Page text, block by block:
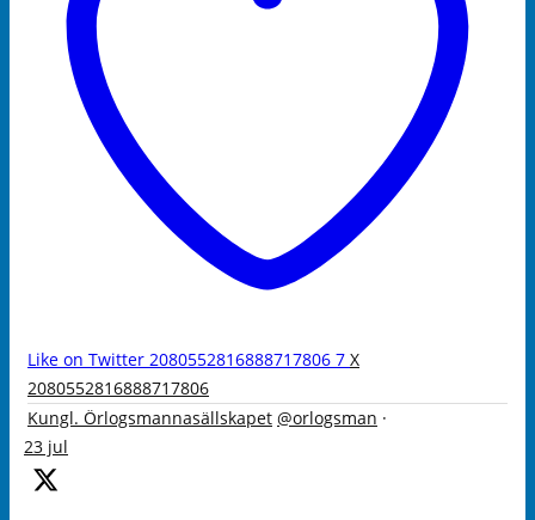
Like on Twitter 2080552816888717806 7 X
2080552816888717806
Kungl. Örlogsmannasällskapet @orlogsman ·
23 jul